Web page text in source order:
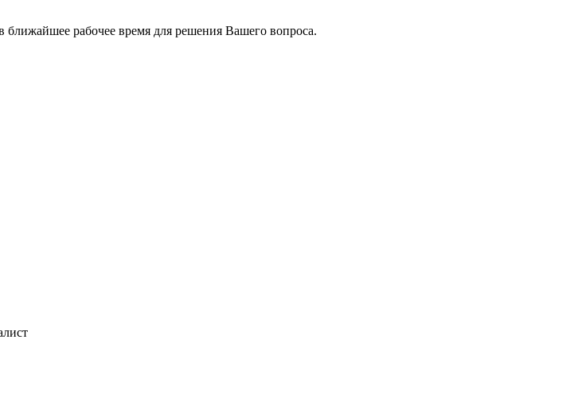
рабочее время для решения Вашего вопроса.